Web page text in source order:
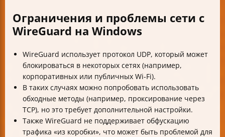
Ограничения и проблемы сети с
WireGuard на Windows
WireGuard использует протокол UDP, который может
блокироваться в некоторых сетях (например,
корпоративных или публичных Wi-Fi).
В таких случаях можно попробовать использовать
обходные методы (например, проксирование через
TCP), но это требует дополнительной настройки.
Также WireGuard не поддерживает обфускацию
трафика «из коробки», что может быть проблемой для